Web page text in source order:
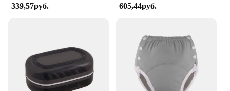
339,57руб. 605,44руб.